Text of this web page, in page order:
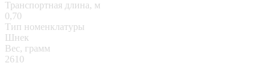
Транспортная длина, м
0,70
Тип номенклатуры
Шнек
Вес, грамм
2610